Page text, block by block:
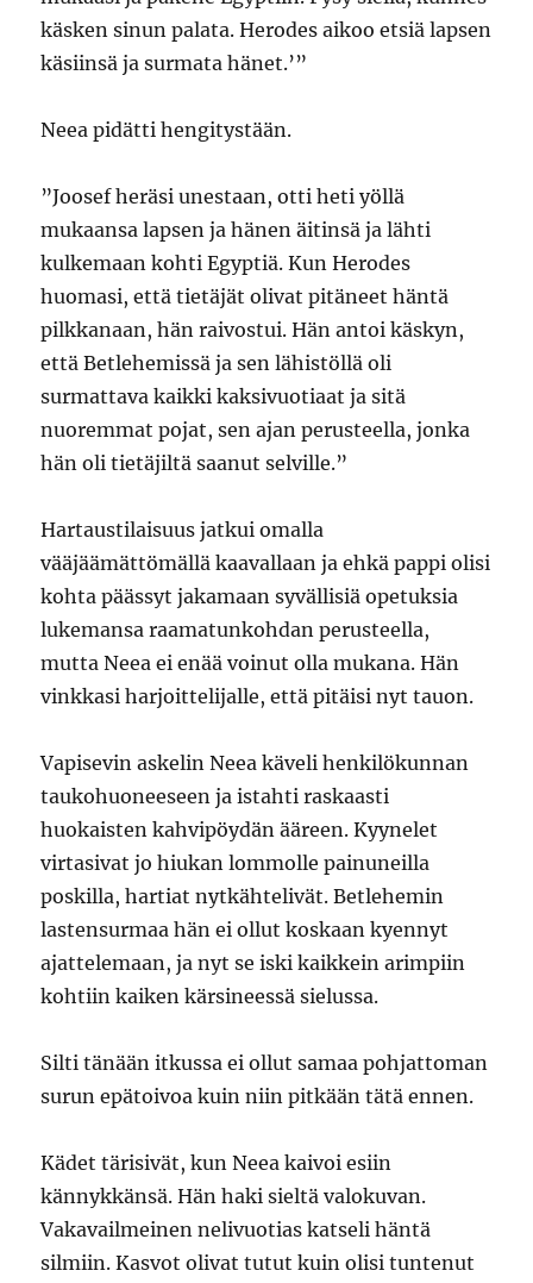
käsken sinun palata. Herodes aikoo etsiä lapsen
käsiinsä ja surmata hänet.’”
Neea pidätti hengitystään.
”Joosef heräsi unestaan, otti heti yöllä
mukaansa lapsen ja hänen äitinsä ja lähti
kulkemaan kohti Egyptiä. Kun Herodes
huomasi, että tietäjät olivat pitäneet häntä
pilkkanaan, hän raivostui. Hän antoi käskyn,
että Betlehemissä ja sen lähistöllä oli
surmattava kaikki kaksivuotiaat ja sitä
nuoremmat pojat, sen ajan perusteella, jonka
hän oli tietäjiltä saanut selville.”
Hartaustilaisuus jatkui omalla
vääjäämättömällä kaavallaan ja ehkä pappi olisi
kohta päässyt jakamaan syvällisiä opetuksia
lukemansa raamatunkohdan perusteella,
mutta Neea ei enää voinut olla mukana. Hän
vinkkasi harjoittelijalle, että pitäisi nyt tauon.
Vapisevin askelin Neea käveli henkilökunnan
taukohuoneeseen ja istahti raskaasti
huokaisten kahvipöydän ääreen. Kyynelet
virtasivat jo hiukan lommolle painuneilla
poskilla, hartiat nytkähtelivät. Betlehemin
lastensurmaa hän ei ollut koskaan kyennyt
ajattelemaan, ja nyt se iski kaikkein arimpiin
kohtiin kaiken kärsineessä sielussa.
Silti tänään itkussa ei ollut samaa pohjattoman
surun epätoivoa kuin niin pitkään tätä ennen.
Kädet tärisivät, kun Neea kaivoi esiin
kännykkänsä. Hän haki sieltä valokuvan.
Vakavailmeinen nelivuotias katseli häntä
silmiin. Kasvot olivat tutut kuin olisi tuntenut